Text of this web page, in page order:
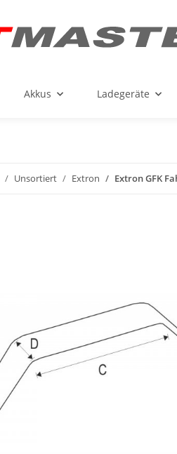
Akkus Ladegeräte
Unsortiert Extron Extron GFK